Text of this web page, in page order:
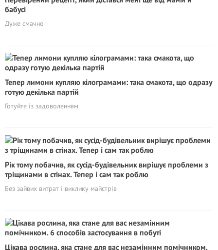
бабусі
Дуже смачно
Тепер лимони купляю кілограмами: така смакота, що одразу
готую декілька партій
Готуйте із задоволенням
Рік тому побачив, як сусід-будівельник вирішує проблеми з
тріщинами в стінах. Тепер і сам так роблю
Без зайвих витрат і виклику майстрів
Цікава рослина, яка стане для вас незамінним помічником.